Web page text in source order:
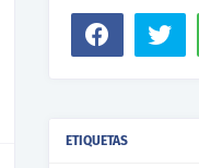
ETIQUETAS